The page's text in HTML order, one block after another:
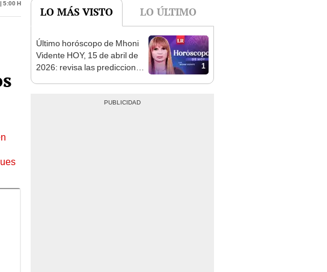
5:00 h
LO MÁS VISTO LO ÚLTIMO
1
Último horóscopo de Mhoni
Vidente HOY, 15 de abril de
2026: revisa las predicciones